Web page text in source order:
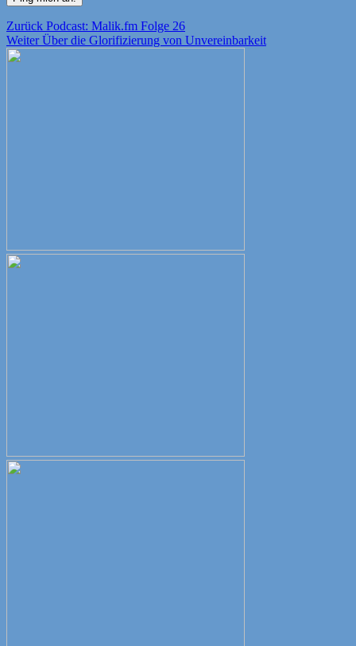
Beitragsnavigation
Zurück Vorheriger
Beitrag:
Podcast: Malik.fm Folge 26
Weiter Nächster
Über die Glorifizierung von Unvereinbarkeit